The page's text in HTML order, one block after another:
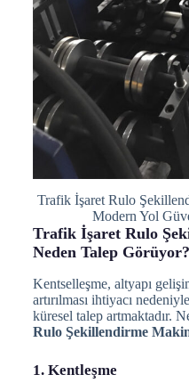
Trafik İşaret Rulo
Modern Yol
Trafik İşaret Rulo
Neden Talep Görüyor?
Kentselleşme, altyapı
artırılması ihtiyacı
küresel talep artmaktadır.
Rulo Şekillendirme
1. Kentleşme